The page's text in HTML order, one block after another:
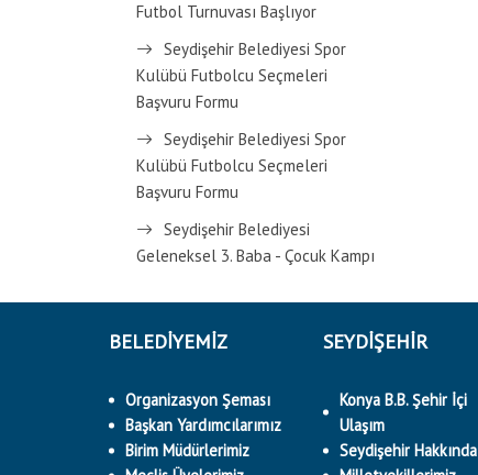
Futbol Turnuvası Başlıyor
Seydişehir Belediyesi Spor
Kulübü Futbolcu Seçmeleri
Başvuru Formu
Seydişehir Belediyesi Spor
Kulübü Futbolcu Seçmeleri
Başvuru Formu
Seydişehir Belediyesi
Geleneksel 3. Baba - Çocuk Kampı
BELEDİYEMİZ
Organizasyon Şeması
Başkan Yardımcılarımız
Birim Müdürlerimiz
SEYDİŞEHİR
Konya B.B. Şehir İçi
Ulaşım
Seydişehir Hakkında